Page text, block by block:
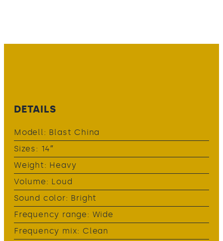
DETAILS
Modell: Blast China
Sizes: 14″
Weight: Heavy
Volume: Loud
Sound color: Bright
Frequency range: Wide
Frequency mix: Clean